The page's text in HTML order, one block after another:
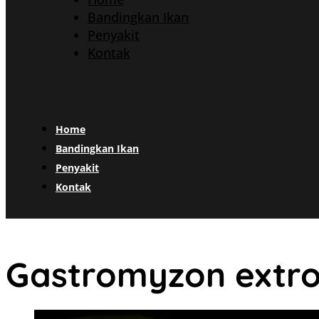
Bandingkan Ikan
Penyakit
Kontak
Home
Bandingkan Ikan
Penyakit
Kontak
Gastromyzon